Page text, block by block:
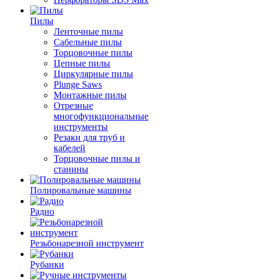
Пилы
Ленточные пилы
Сабельные пилы
Торцовочные пилы
Цепные пилы
Циркулярные пилы
Plunge Saws
Монтажные пилы
Отрезные
многофункциональные
инструменты
Резаки для труб и
кабелей
Торцовочные пилы и
станины
Полировальные машины
Радио
Резьбонарезной инструмент
Рубанки